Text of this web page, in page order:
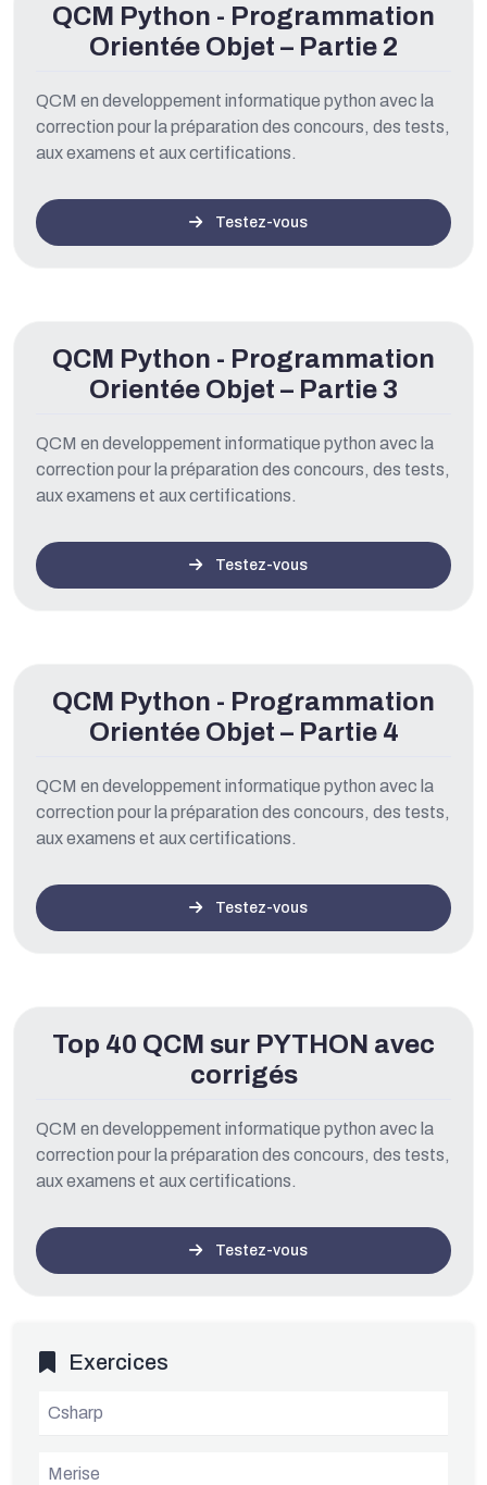
QCM Python - Programmation
Orientée Objet – Partie 2
QCM en developpement informatique python avec la
correction pour la préparation des concours, des tests,
aux examens et aux certifications.
Testez-vous
QCM Python - Programmation
Orientée Objet – Partie 3
QCM en developpement informatique python avec la
correction pour la préparation des concours, des tests,
aux examens et aux certifications.
Testez-vous
QCM Python - Programmation
Orientée Objet – Partie 4
QCM en developpement informatique python avec la
correction pour la préparation des concours, des tests,
aux examens et aux certifications.
Testez-vous
Top 40 QCM sur PYTHON avec
corrigés
QCM en developpement informatique python avec la
correction pour la préparation des concours, des tests,
aux examens et aux certifications.
Testez-vous
Exercices
Csharp
Merise